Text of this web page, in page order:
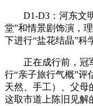
D1-D3：河东文明
堂”和情景剧饰演，
下进行“盐花结晶”科
正在成行前，冠军
行“亲子旅行气概”评
天然、手工）、父母
这取市道上陈旧见解